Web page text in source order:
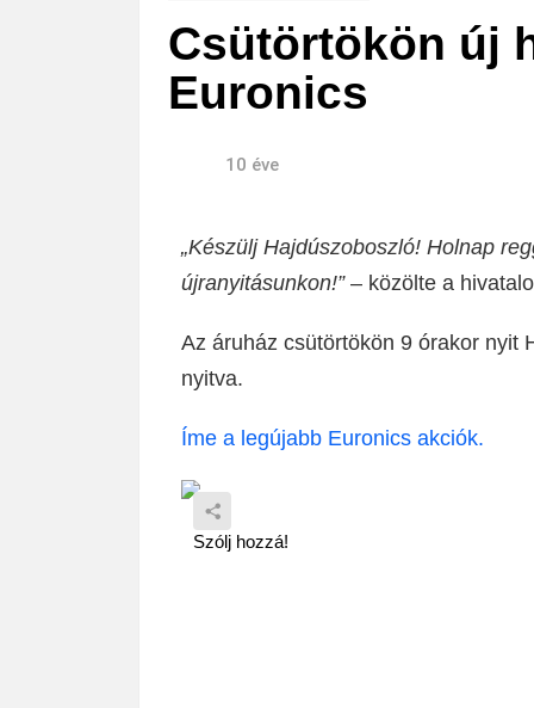
Csütörtökön új
Euronics
10 éve
„Készülj Hajdúszoboszló! Holnap
újranyitásunkon!”– közölte a
Az áruház csütörtökön 9 órakor nyit
nyitva.
Íme a legújabb Euronics akciók.
Szólj hozzá!